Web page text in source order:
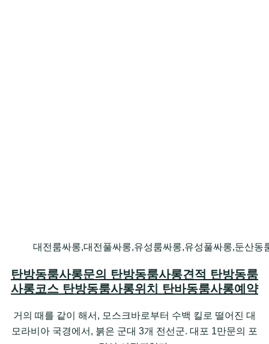
대전룸싸롱,대전풀싸롱,유성룸싸롱,유성풀싸롱,둔산
탄방동룸사롱문의 탄방동룸사롱견적 탄방동룸
사롱코스 탄방동룸사롱위치 탄바동룸사롱예약
거의 때를 같이 해서, 모스크바로부터 수백 킬로 떨어진 대
모라비아 국경에서, 붉은 군대 3개 전선군. 대포 1만문의 포